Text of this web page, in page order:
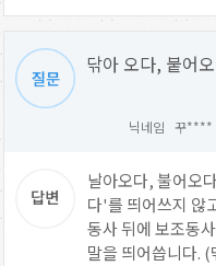
닦아 오다, 붙어
닉네임 꾸****
날아오다, 불어오
다'를 띄어쓰지 않
동사 뒤에 보조동
말을 띄어씁니다. (